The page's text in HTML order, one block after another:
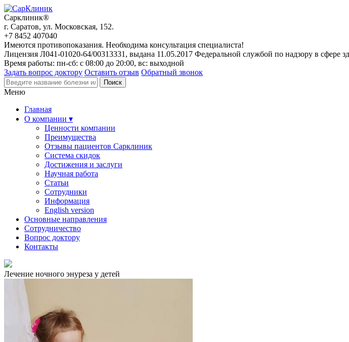
Сарклиник®
г. Саратов, ул. Московская, 152.
+7 8452 407040
Имеются противопоказания. Необходима консультация специалиста!
Лицензия Л041-01020-64/00313331, выдана 11.05.2017 Федеральной службой по надзору в сфере
Время работы: пн-сб: с 08:00 до 20:00, вс: выходной
Задать вопрос доктору Оставить отзыв Обратный звонок
Меню
Главная
О компании ▾
Ценности компании
Преимущества
Отзывы пациентов Сарклиник
Система скидок
Достижения и заслуги
Научная работа
Статьи
Сотрудники
Информация
English version
Основные направления
Сотрудничество
Вопрос доктору
Контакты
Лечение ночного энуреза у детей